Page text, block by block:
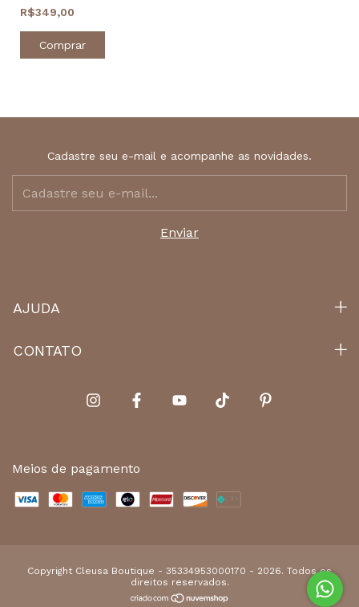
R$349,00
Comprar
Cadastre seu e-mail e acompanhe as novidades.
AJUDA
CONTATO
Meios de pagamento
Copyright Cleusa Boutique - 35334953000170 - 2026. Todos os
direitos reservados.